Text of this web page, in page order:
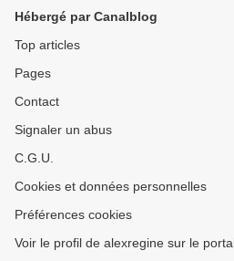
Hébergé par Canalblog
Top articles
Pages
Contact
Signaler un abus
C.G.U.
Cookies et données personnelles
Préférences cookies
Voir le profil de alexregine sur le